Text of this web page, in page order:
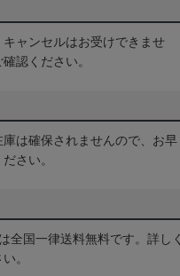
ャンセルはお受けできませ
確認ください。
は確保されませんので、お早
さい。
全国一律送料無料です。詳しく
。